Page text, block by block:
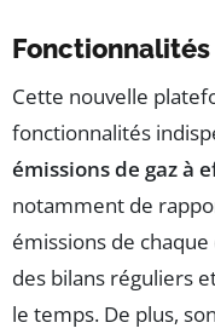
Cette nouvelle
fonctionnalités
émissions de gaz à
notamment de
émissions de
des bilans réguliers
le temps. De plus,